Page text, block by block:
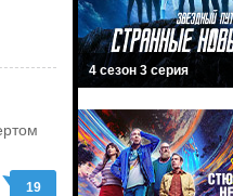
19
4 сезон 3 серия